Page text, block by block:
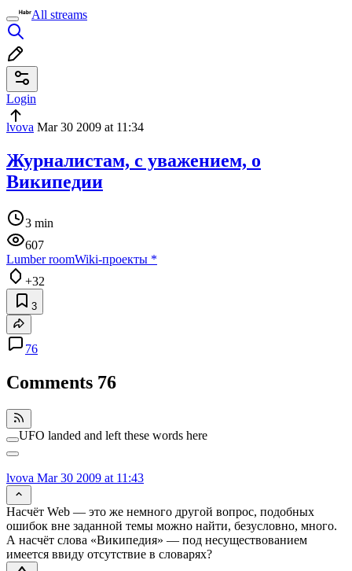
All streams
Login
lvova Mar 30 2009 at 11:34
Журналистам, с уважением, о
Википедии
3 min
607
Lumber roomWiki-проекты *
+32
3
76
Comments 76
UFO landed and left these words here
lvova Mar 30 2009 at 11:43
Насчёт Web — это же немного другой вопрос, подобных
ошибок вне заданной темы можно найти, безусловно, много.
А насчёт слова «Википедия» — под несуществованием
имеется ввиду отсутствие в словарях?